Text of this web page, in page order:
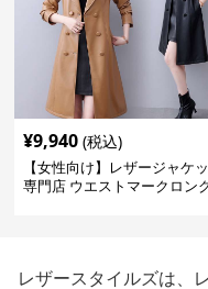
¥9,940 (税込)
【女性向け】レザージャケ
専門店 ウエストマークロン
レザースタイルズは、